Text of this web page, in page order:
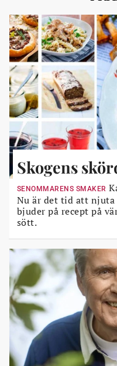
Skogens
SENOMMARENS SMAKER
Nu är det tid att njuta
bjuder på recept på
sött.